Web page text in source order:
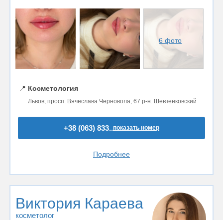
6 фото
📍 Косметология
Львов, просп. Вячеслава Черновола, 67 р-н. Шевченковский
+38 (063) 833..показать номер
Подробнее
Виктория Караева
косметолог